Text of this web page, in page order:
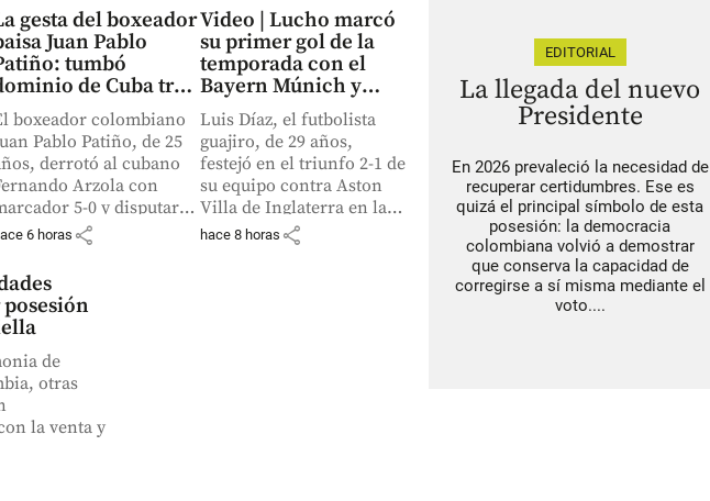
EDITORIAL
La llegada del nuevo
Presidente
En 2026 prevaleció la necesidad de
recuperar certidumbres. Ese es
quizá el principal símbolo de esta
posesión: la democracia
colombiana volvió a demostrar
que conserva la capacidad de
corregirse a sí misma mediante el
voto....
gesta del boxeador
Juan Pablo
tumbó
de Cuba tras
años en los Juegos
boxeador colombiano
Pablo Patiño, de 25
derrotó al cubano
Arzola con
5-0 y disputará
medalla de oro con el
mexicano Javier Cruz.
6 horas share
Video | Lucho marcó
su primer gol de la
temporada con el
Bayern Múnich y
ganó nuevo título;
vea aquí la anotación
Luis Díaz, el futbolista
guajiro, de 29 años,
festejó en el triunfo 2-1 de
su equipo contra Aston
Villa de Inglaterra en la
Audi Football Summit
jugada en Hong Kong.
hace 8 horas share
de
otras
la venta y